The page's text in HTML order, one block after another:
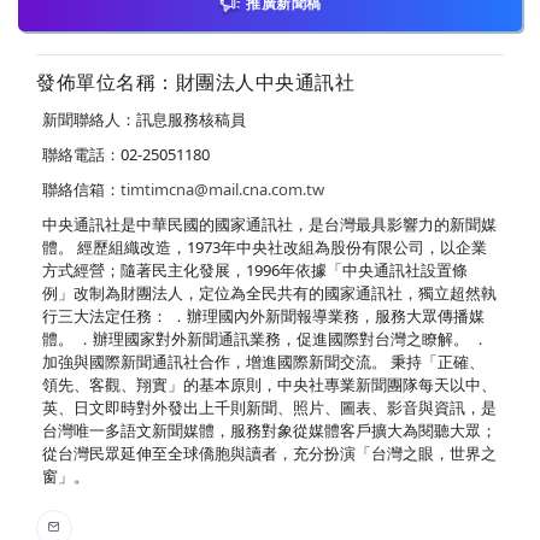
發佈單位名稱：財團法人中央通訊社
新聞聯絡人：訊息服務核稿員
聯絡電話：02-25051180
聯絡信箱： timtimcna@mail.cna.com.tw
中央通訊社是中華民國的國家通訊社，是台灣最具影響力的新聞媒
體。 經歷組織改造，1973年中央社改組為股份有限公司，以企業
方式經營；隨著民主化發展，1996年依據「中央通訊社設置條
例」改制為財團法人，定位為全民共有的國家通訊社，獨立超然執
行三大法定任務： ．辦理國內外新聞報導業務，服務大眾傳播媒
體。 ．辦理國家對外新聞通訊業務，促進國際對台灣之瞭解。 ．
加強與國際新聞通訊社合作，增進國際新聞交流。 秉持「正確、
領先、客觀、翔實」的基本原則，中央社專業新聞團隊每天以中、
英、日文即時對外發出上千則新聞、照片、圖表、影音與資訊，是
台灣唯一多語文新聞媒體，服務對象從媒體客戶擴大為閱聽大眾；
從台灣民眾延伸至全球僑胞與讀者，充分扮演「台灣之眼，世界之
窗」。